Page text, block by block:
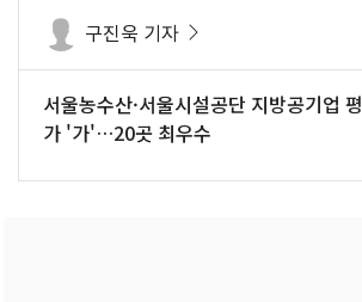
구진욱 기자
서울농수산·서울시설공단 지방공기업 평
가 '가'…20곳 최우수